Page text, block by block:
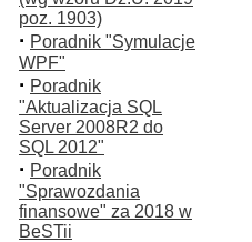
poz. 1903)
· Poradnik "Symulacje
WPF"
· Poradnik
"Aktualizacja SQL
Server 2008R2 do
SQL 2012"
· Poradnik
"Sprawozdania
finansowe" za 2018 w
BeSTii